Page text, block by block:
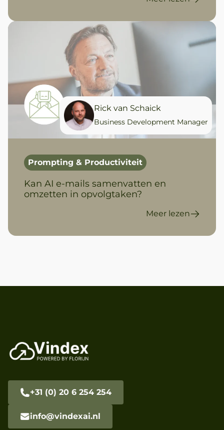
Rick van Schaick
Business Development Manager
Prompting & Productiviteit
Kan AI e-mails samenvatten en
omzetten in opvolgtaken?
Meer lezen
+31 (0) 20 6 254 254
info@vindexai.nl